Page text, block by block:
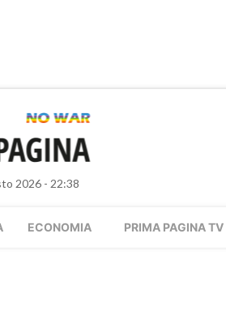
2026 - 22:38
ECONOMIA PRIMA PAGINA TV